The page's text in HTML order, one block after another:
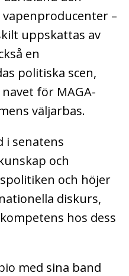
–
uppskattas av
en
politiska scen,
för MAGA-
väljarbas.
i senatens
och
och höjer
diskurs,
hos dess
med sina band